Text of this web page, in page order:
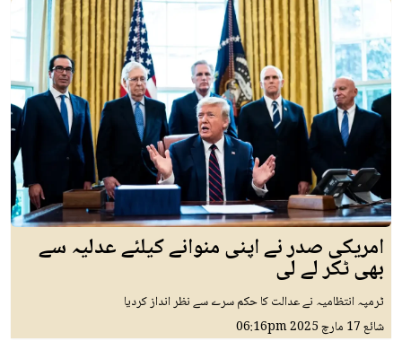
امریکی صدر نے اپنی منوانے کیلئے عدلیہ سے
بھی ٹکر لے لی
ٹرمپہ انتظامیہ نے عدالت کا حکم سرے سے نظر انداز کردیا
شائع17 مارچ 2025 06:16pm